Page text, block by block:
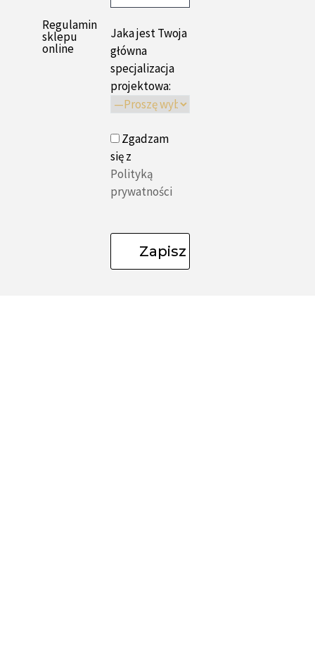
Regulamin
sklepu
online
Jaka jest Twoja
główna
specjalizacja
projektowa:
Zgadzam
się z
Polityką
prywatności